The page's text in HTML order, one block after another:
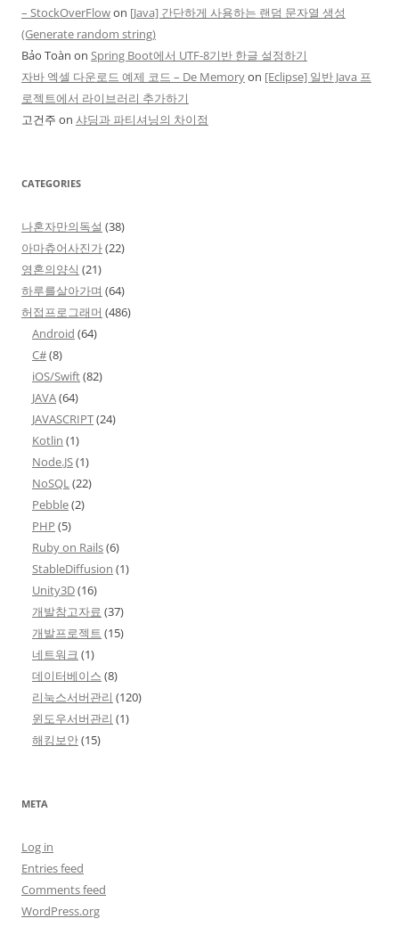
– StockOverFlowon [Java] 간단하게 사용하는 랜덤 문자열 생성
(Generate random string)
Bảo Toàn on Spring Boot에서 UTF-8기반 한글 설정하기
자바 엑셀 다운로드 예제 코드 – De Memoryon [Eclipse] 일반 Java 프
로젝트에서 라이브러리 추가하기
고건주 on 샤딩과 파티셔닝의 차이점
CATEGORIES
나혼자만의독설 (38)
아마츄어사진가(22)
영혼의양식 (21)
하루를살아가며 (64)
허접프로그래머 (486)
Android (64)
C#(8)
iOS/Swift(82)
JAVA(64)
JAVASCRIPT(24)
Kotlin (1)
Node.JS(1)
NoSQL(22)
Pebble(2)
PHP (5)
Ruby on Rails(6)
StableDiffusion (1)
Unity3D(16)
개발참고자료 (37)
개발프로젝트 (15)
네트워크 (1)
데이터베이스 (8)
리눅스서버관리 (120)
윈도우서버관리 (1)
해킹보안(15)
META
Log in
Entries feed
Comments feed
WordPress.org